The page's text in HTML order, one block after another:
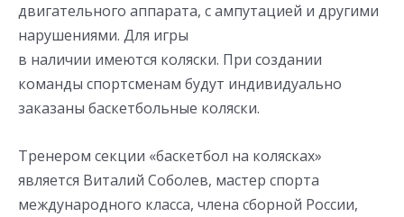
двигательного аппарата, с ампутацией и другими
нарушениями. Для игры
в наличии имеются коляски. При создании
команды спортсменам будут индивидуально
заказаны баскетбольные коляски.
Тренером секции «баскетбол на колясках»
является Виталий Соболев, мастер спорта
международного класса, члена сборной России,